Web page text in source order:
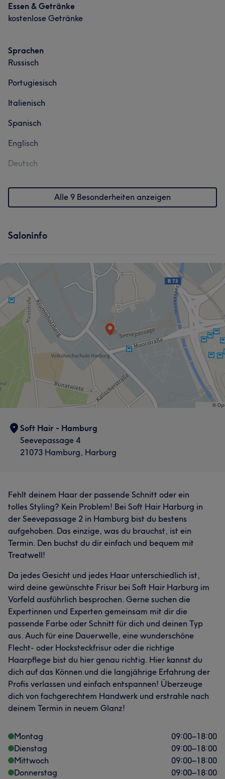
Essen & Getränke
kostenlose Getränke
Sprachen
Russisch
Portugiesisch
Italienisch
Spanisch
Englisch
Deutsch
Alle 9 Besonderheiten anzeigen
Saloninfo
Soft Hair - Hamburg
Seevepassage 4
21073 Hamburg, Harburg
Fehlt deinem Haar der passende Schnitt oder ein
tolles Styling? Kein Problem! Bei Soft Hair Harburg in
der Seevepassage 2 in Hamburg bist du bestens
aufgehoben. Das einzige, was du brauchst, ist ein
Termin. Den buchst du dir einfach und bequem mit
Treatwell!
Da jedes Gesicht und jedes Haar unterschiedlich ist,
wird deine gewünschte Frisur bei Soft Hair Harburg im
Vorfeld ausführlich besprochen. Gerne suchen die
Expertinnen und Experten gemeinsam mit dir die
passende Farbe oder Schnitt für dich und deinen Typ
aus. Auch für eine Dauerwelle, eine wunderschöne
Flecht- oder Hocksteckfrisur oder die richtige
Haarpflege bist du hier genau richtig. Hier kannst du
dich auf das Können und die langjährige Erfahrung der
Profis verlassen und einfach entspannen! Überzeuge
dich von fachgerechtem Handwerk und erstrahle nach
deinem Termin in neuem Glanz!
Montag 09:00–18:00
Dienstag
09:00–18:00
Mittwoch
09:00–18:00
Donnerstag
09:00–18:00